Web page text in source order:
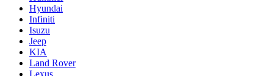
Hyundai
Infiniti
Isuzu
Jeep
KIA
Land Rover
Lexus